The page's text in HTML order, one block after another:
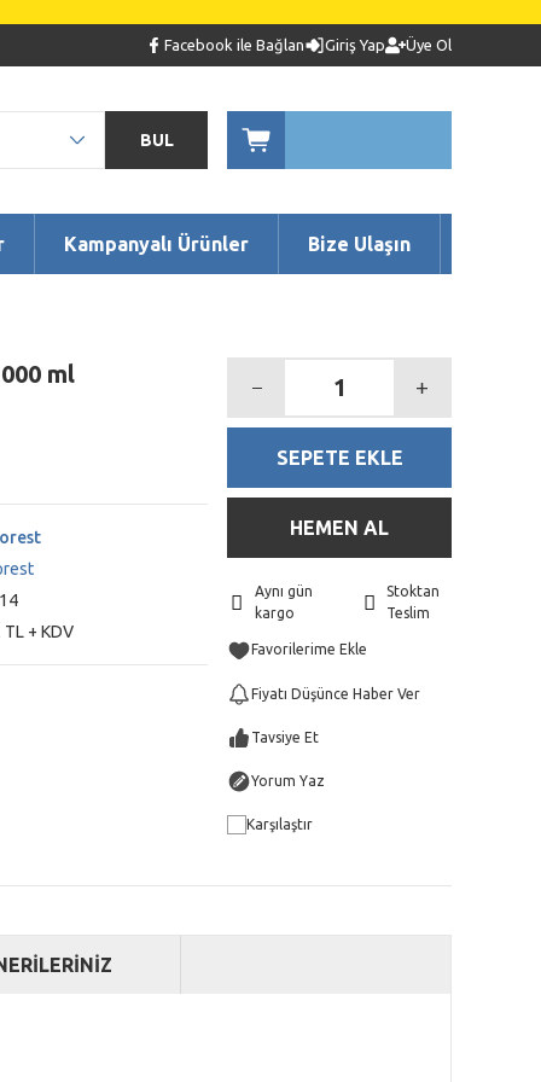
Facebook ile Bağlan Giriş Yap Üye Ol
BUL
Kampanyalı Ürünler Bize Ulaşın
ml
+ KDV
SEPETE EKLE
HEMEN AL
Aynı gün
kargo
Stoktan
Teslim
Fiyatı Düşünce Haber Ver
Tavsiye Et
Yorum Yaz
Karşılaştır